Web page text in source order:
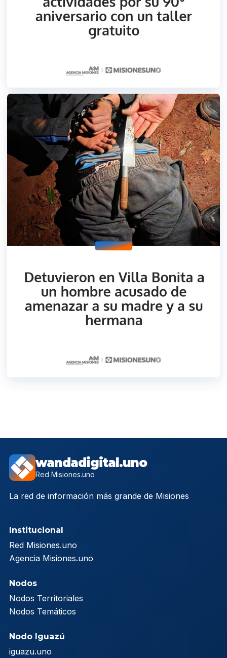
wandadigital.uno
Red Misiones.uno
La red de información más grande de Misiones
Institucional
Red Misiones.uno
Agencia Misiones.uno
Nodos
Nodos Territoriales
Nodos Temáticos
Nodo Iguazú
iguazu.uno